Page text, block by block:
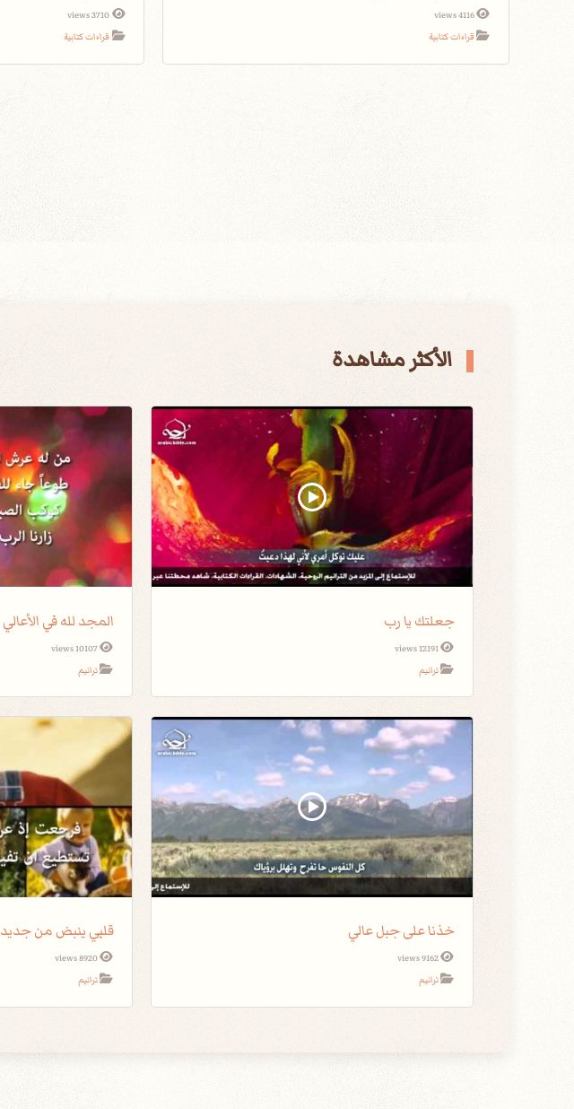
4116 views
قراءات كتابية
قراءات كتابية
الأكثر مشاهدة
جعلتك يا رب
12191 views
ترانيم
المجد لله في الأعالي
10107 views
ترانيم
خذنا على جبل عالي
9162 views
ترانيم
قلبي ينبض من جديد
8920 views
ترانيم